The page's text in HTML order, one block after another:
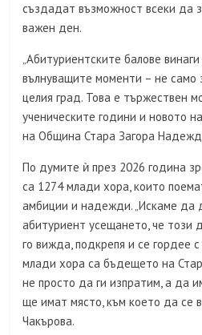
създадат възможност всеки да
важен ден.
„Абитуриентските балове
вълнуващите моменти – не само
целия град. Това е тържествен
ученическите години и новото
на Община Стара Загора
По думите ѝ през 2026 година
са 1274 млади хора, които
амбиции и надежди. „Искаме да
абитуриент усещането, че този
го вижда, подкрепя и се гордее
млади хора са бъдещето на
не просто да ги изпратим, а да
ще имат място, към което да се
Чакърова.